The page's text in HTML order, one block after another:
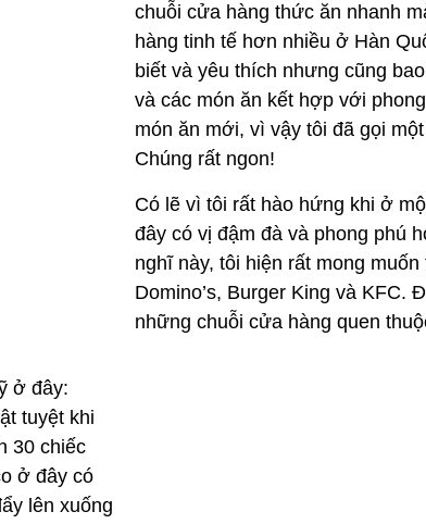
chuỗi cửa hàng thức ăn nhanh
hàng tinh tế hơn nhiều ở Hàn
biết và yêu thích nhưng cũng
và các món ăn kết hợp với
món ăn mới, vì vậy tôi đã gọi
Chúng rất ngon!
Có lẽ vì tôi rất hào hứng khi ở
đây có vị đậm đà và phong phú
nghĩ này, tôi hiện rất mong
Domino’s, Burger King và
những chuỗi cửa hàng quen
ở đây:
tuyệt khi
30 chiếc
ở đây có
lên xuống